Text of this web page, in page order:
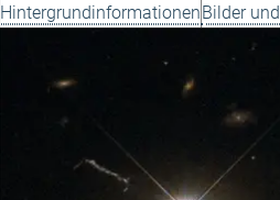
HintergrundinformationenBilder